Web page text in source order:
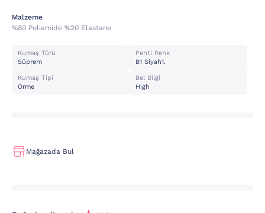
Malzeme
%80 Poliamide %20 Elastane
Kumaş Türü
Süprem
Penti Renk
B1 Siyah1.
Kumaş Tipi
Örme
Bel Bilgi
High
Mağazada Bul